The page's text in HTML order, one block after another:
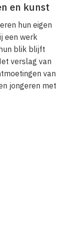
en kunst
hun eigen
een werk
blik blijft
verslag van
van
jongeren met